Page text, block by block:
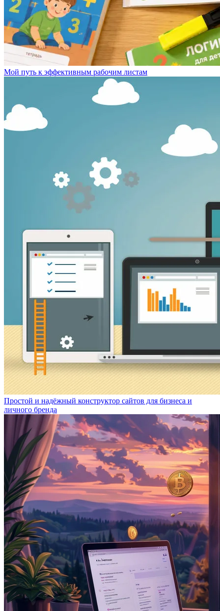
Мой путь к эффективным рабочим листам
Простой и надёжный конструктор сайтов для бизнеса и
личного бренда